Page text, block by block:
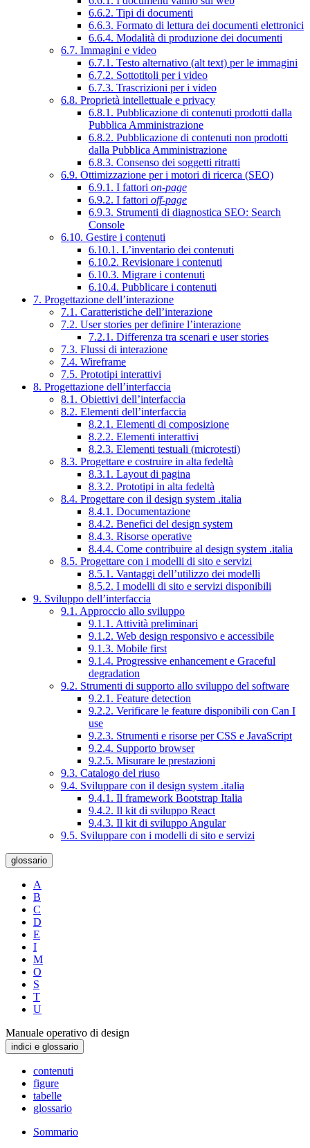
6.6.2. Tipi di documenti
6.6.3. Formato di lettura dei documenti elettronici
6.6.4. Modalità di produzione dei documenti
6.7. Immagini e video
6.7.1. Testo alternativo (alt text) per le immagini
6.7.2. Sottotitoli per i video
6.7.3. Trascrizioni per i video
6.8. Proprietà intellettuale e privacy
6.8.1. Pubblicazione di contenuti prodotti dalla
Pubblica Amministrazione
6.8.2. Pubblicazione di contenuti non prodotti
dalla Pubblica Amministrazione
6.8.3. Consenso dei soggetti ritratti
6.9. Ottimizzazione per i motori di ricerca (SEO)
6.9.1. I fattori on-page
6.9.2. I fattori off-page
6.9.3. Strumenti di diagnostica SEO: Search
Console
6.10. Gestire i contenuti
6.10.1. L’inventario dei contenuti
6.10.2. Revisionare i contenuti
6.10.3. Migrare i contenuti
6.10.4. Pubblicare i contenuti
7. Progettazione dell’interazione
7.1. Caratteristiche dell’interazione
7.2. User stories per definire l’interazione
7.2.1. Differenza tra scenari e user stories
7.3. Flussi di interazione
7.4. Wireframe
7.5. Prototipi interattivi
8. Progettazione dell’interfaccia
8.1. Obiettivi dell’interfaccia
8.2. Elementi dell’interfaccia
8.2.1. Elementi di composizione
8.2.2. Elementi interattivi
8.2.3. Elementi testuali (microtesti)
8.3. Progettare e costruire in alta fedeltà
8.3.1. Layout di pagina
8.3.2. Prototipi in alta fedeltà
8.4. Progettare con il design system .italia
8.4.1. Documentazione
8.4.2. Benefici del design system
8.4.3. Risorse operative
8.4.4. Come contribuire al design system .italia
8.5. Progettare con i modelli di sito e servizi
8.5.1. Vantaggi dell’utilizzo dei modelli
8.5.2. I modelli di sito e servizi disponibili
9. Sviluppo dell’interfaccia
9.1. Approccio allo sviluppo
9.1.1. Attività preliminari
9.1.2. Web design responsivo e accessibile
9.1.3. Mobile first
9.1.4. Progressive enhancement e Graceful
degradation
9.2. Strumenti di supporto allo sviluppo del software
9.2.1. Feature detection
9.2.2. Verificare le feature disponibili con Can I
use
9.2.3. Strumenti e risorse per CSS e JavaScript
9.2.4. Supporto browser
9.2.5. Misurare le prestazioni
9.3. Catalogo del riuso
9.4. Sviluppare con il design system .italia
9.4.1. Il framework Bootstrap Italia
9.4.2. Il kit di sviluppo React
9.4.3. Il kit di sviluppo Angular
9.5. Sviluppare con i modelli di sito e servizi
glossario
A
B
C
D
E
I
M
O
S
T
U
Manuale operativo di design
indici e glossario
contenuti
figure
tabelle
glossario
Sommario